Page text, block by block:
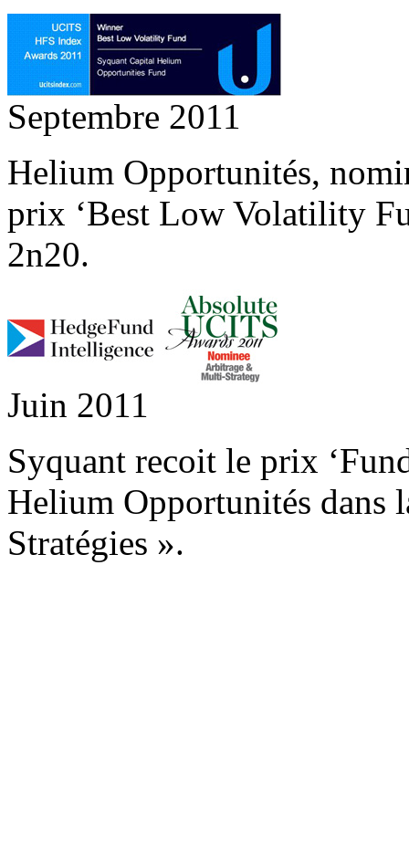
Septembre 2011
Helium Opportunités,
prix ‘Best Low Volatility
2n20.
Juin 2011
Syquant recoit le prix
Helium Opportunités
Stratégies ».